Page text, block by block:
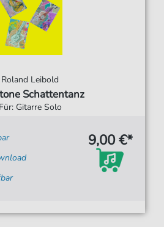
Roland Leibold
Schattentanz
Für: Gitarre Solo
9,00 €*